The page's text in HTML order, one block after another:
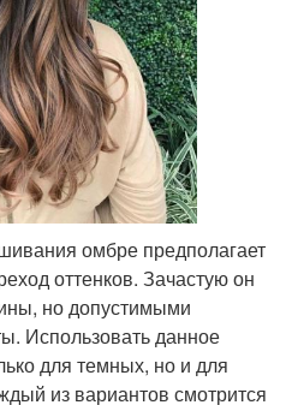
омбре предполагает
оттенков. Зачастую он
но допустимыми
Использовать данное
для темных, но и для
из вариантов смотрится